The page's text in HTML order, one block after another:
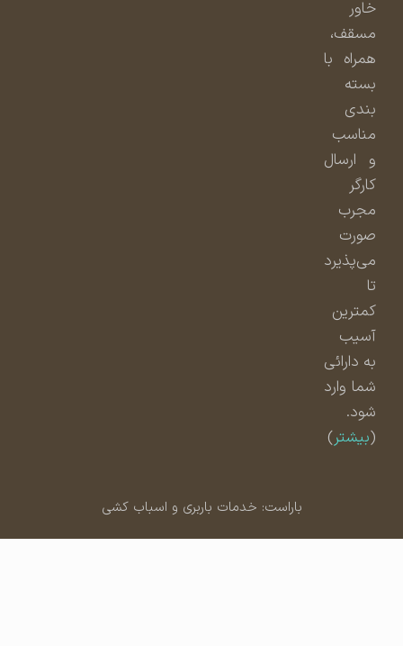
مسقف،
همراه با
بسته
بندی
مناسب
و ارسال
مجرب
صورت
می‌پذیرد
کمترین
آسیب
به دارائی
شما وارد
شود.
بیشتر)
باراست: خدمات باربری و اسباب کشی